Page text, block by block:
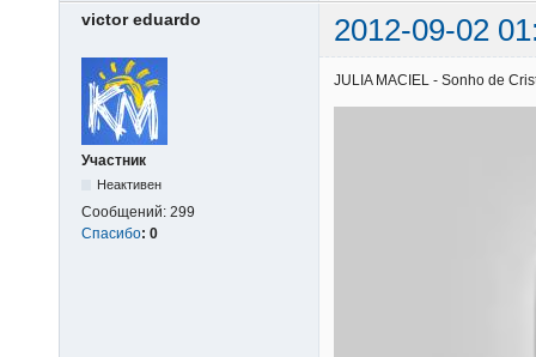
victor eduardo 2012-09-02
Участник
Неактивен
Сообщений: 299
Спасибо: 0
JULIA MACIEL - Sonho de